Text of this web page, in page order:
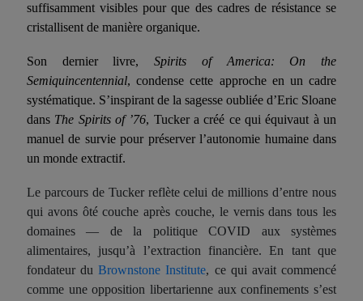
suffisamment visibles pour que des cadres de résistance se
cristallisent de manière organique.
Son dernier livre,Spirits of America: On the
Semiquincentennial, condense cette approche en un cadre
systématique. S’inspirant de la sagesse oubliée d’Eric Sloane
dans The Spirits of ’76, Tucker a créé ce qui équivaut à un
manuel de survie pour préserver l’autonomie humaine dans
un monde extractif.
Le parcours de Tucker reflète celui de millions d’entre nous
qui avons ôté couche après couche, le vernis dans tous les
domaines — de la politique COVID aux systèmes
alimentaires, jusqu’à l’extraction financière. En tant que
fondateur duBrownstone Institute, ce qui avait commencé
comme une opposition libertarienne aux confinements s’est